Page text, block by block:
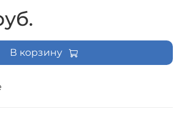
В корзину